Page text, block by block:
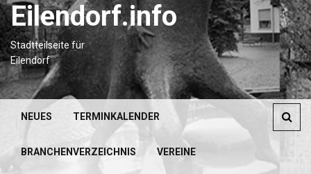
Eilendorf.info
Stadtteilseite für
Eilendorf
NEUES TERMINKALENDER
BRANCHENVERZEICHNIS VEREINE